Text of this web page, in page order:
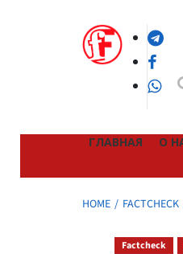
ГЛАВНАЯ О
HOME FACTCHECK
Factcheck